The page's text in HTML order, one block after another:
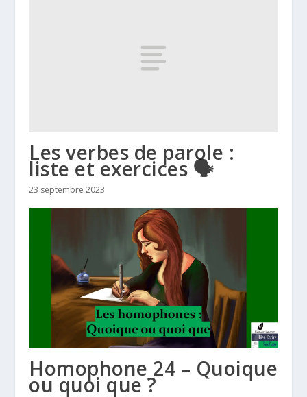
Les verbes de parole :
liste et exercices 🗣️
23 septembre 2023
Homophone 24 – Quoique
ou quoi que ?